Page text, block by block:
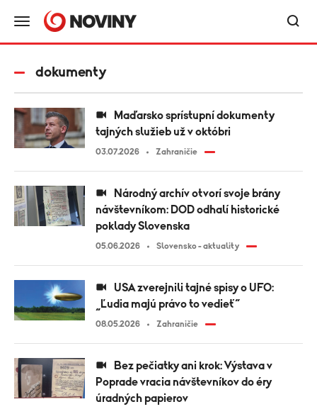
dokumenty
tajných služieb už v októbri
03.07.2026 Zahraničie
návštevníkom: DOD odhalí historické
poklady Slovenska
05.06.2026 Slovensko - aktuality
„Ľudia majú právo to vedieť“
08.05.2026 Zahraničie
Poprade vracia návštevníkov do éry
úradných papierov